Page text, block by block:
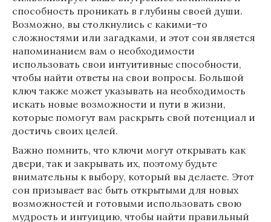
способность проникать в глубины своей души.
Возможно, вы столкнулись с какими-то
сложностями или загадками, и этот сон является
напоминанием вам о необходимости
использовать свои интуитивные способности,
чтобы найти ответы на свои вопросы. Большой
ключ также может указывать на необходимость
искать новые возможности и пути в жизни,
которые помогут вам раскрыть свой потенциал и
достичь своих целей.
Важно помнить, что ключи могут открывать как
двери, так и закрывать их, поэтому будьте
внимательны к выбору, который вы делаете. Этот
сон призывает вас быть открытыми для новых
возможностей и готовыми использовать свою
мудрость и интуицию, чтобы найти правильный